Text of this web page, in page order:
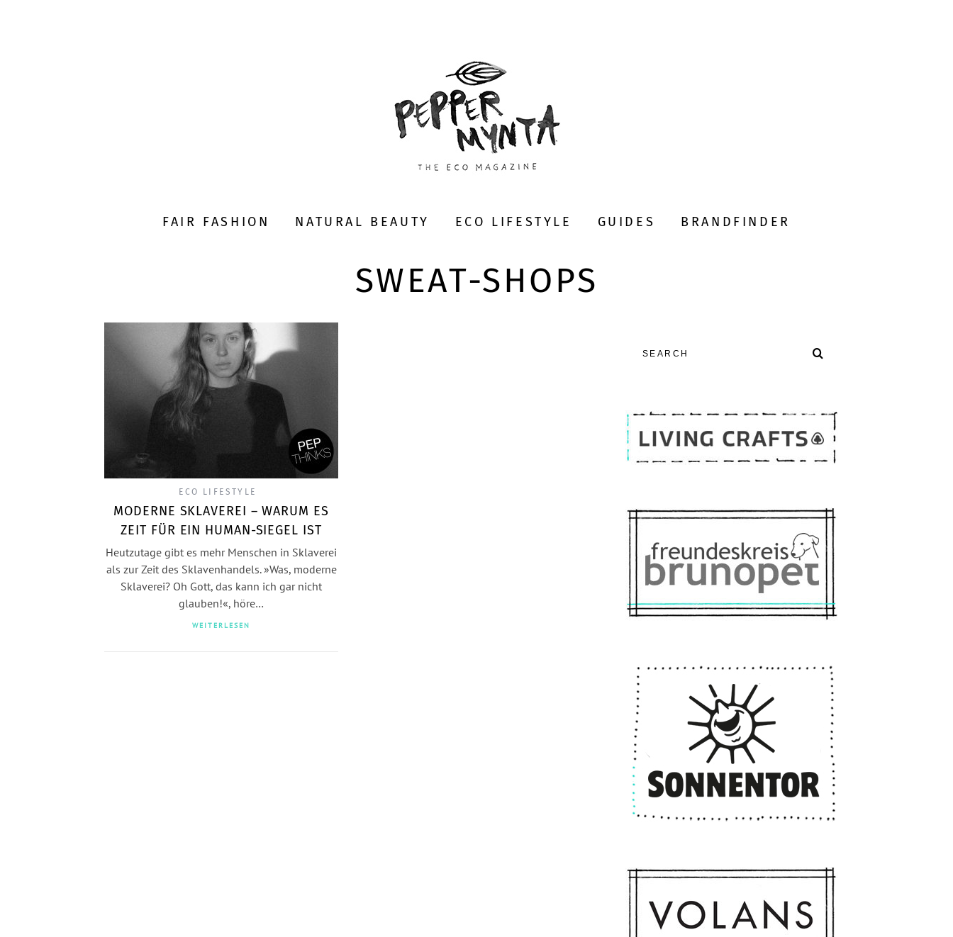
FAIR FASHION NATURAL BEAUTY ECO LIFESTYLE GUIDES BRANDFINDER
SWEAT-SHOPS
ECO LIFESTYLE
MODERNE SKLAVEREI – WARUM ES
ZEIT FÜR EIN HUMAN-SIEGEL IST
Heutzutage gibt es mehr Menschen in Sklaverei
als zur Zeit des Sklavenhandels. »Was, moderne
Sklaverei? Oh Gott, das kann ich gar nicht
glauben!«, höre…
WEITERLESEN